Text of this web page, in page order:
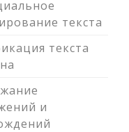
текста
текста
и